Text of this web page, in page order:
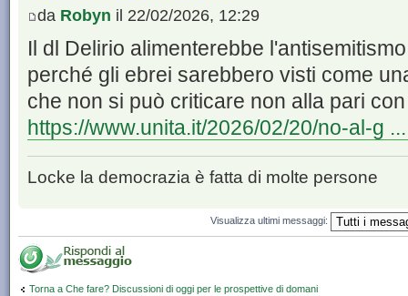
da Robyn il 22/02/2026, 12:29
Il dl Delirio alimenterebbe
perché gli ebrei sarebbero visti come
che non si può criticare non alla pari
https://www.unita.it/2026/02/20/no-al-g
Locke la democrazia è fatta di molte persone
Visualizza ultimi messaggi:
Torna a Che fare? Discussioni di oggi per le prospettive di domani